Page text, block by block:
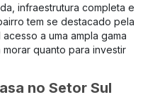
infraestrutura completa e
tem se destacado pela
a uma ampla gama
quanto para investir
no Setor Sul